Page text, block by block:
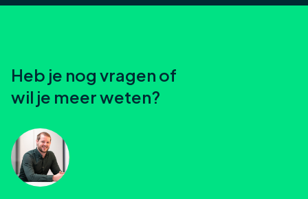
Heb je nog vragen of
wil je meer weten?